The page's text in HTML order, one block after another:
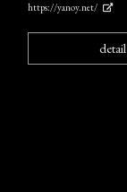
https://yanoy.net/
detail